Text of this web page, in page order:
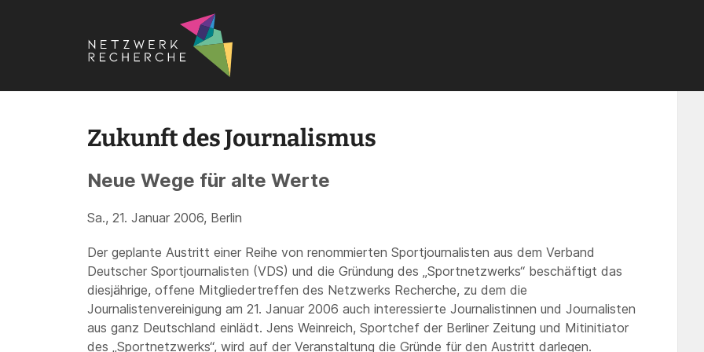
Startseite › Termine › Konferenzen
Zukunft des Journalismus
Neue Wege für alte Werte
Sa., 21. Januar 2006, Berlin
Der geplante Austritt einer Reihe von renommierten Sportjournalisten aus dem Verband
Deutscher Sportjournalisten (VDS) und die Gründung des „Sportnetzwerks“ beschäftigt das
diesjährige, offene Mitgliedertreffen des Netzwerks Recherche, zu dem die
Journalistenvereinigung am 21. Januar 2006 auch interessierte Journalistinnen und Journalisten
aus ganz Deutschland einlädt. Jens Weinreich, Sportchef der Berliner Zeitung und Mitinitiator
des „Sportnetzwerks“, wird auf der Veranstaltung die Gründe für den Austritt darlegen.